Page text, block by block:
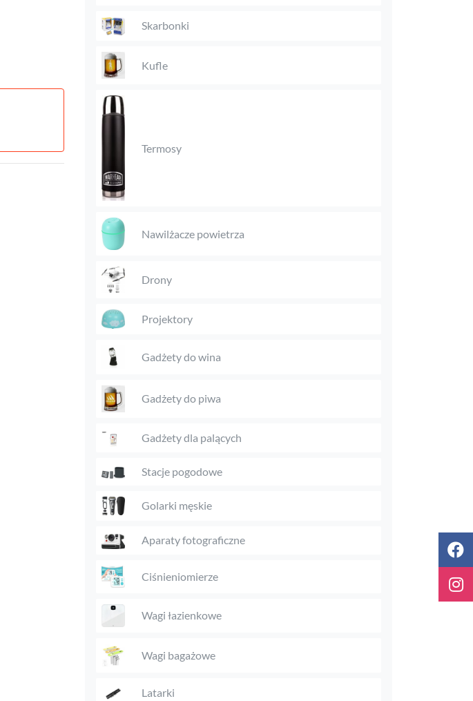
Skarbonki
Kufle
Termosy
Nawilżacze powietrza
Drony
Projektory
Gadżety do wina
Gadżety do piwa
Gadżety dla palących
Stacje pogodowe
Golarki męskie
Aparaty fotograficzne
Ciśnieniomierze
Wagi łazienkowe
Wagi bagażowe
Latarki